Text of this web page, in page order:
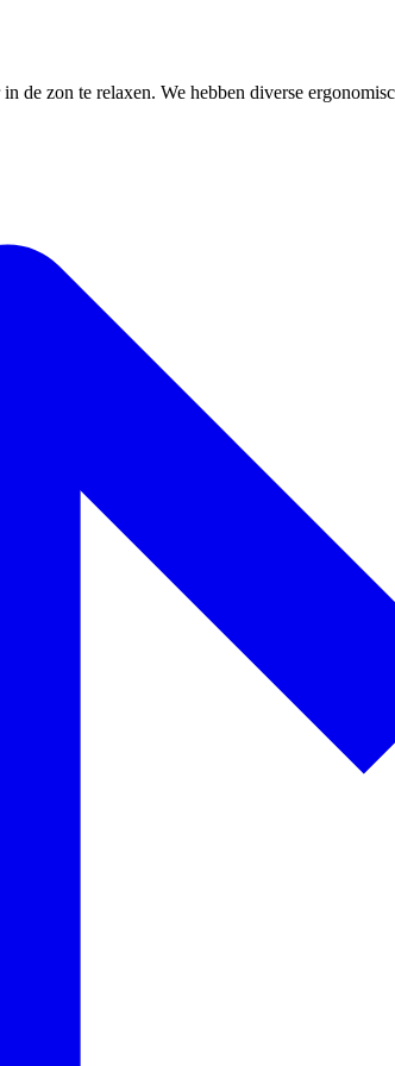
de zon te relaxen. We hebben diverse